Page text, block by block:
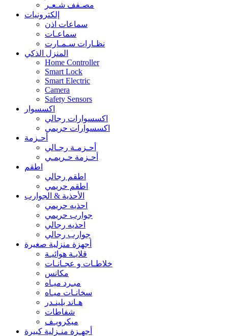
مصـفف شـعـر
إلكترونيات
سماعات اذن
سماعـات
نظـارات سـمـارت
المنزل الذكي
Home Controller
Smart Lock
Smart Electric
Camera
Safety Sensors
اكسسوار
اكسسوارات رجالي
اكسسوارات حريمي
أحـزمة
أحـزمـة رجـالي
أحـزمة حـريمـي
اطقم
اطقم رجالي
اطقم حريمي
الأحذية & الجوارب
احذيه حريمي
جوارب حريمي
احذيه رجالي
جوارب رجالي
أجهزة منزلية صغيرة
قلايـة هوائيـة
خلاطـات و عجـانـات
مكانس
مبـرد ميـاه
سخانـات ميـاه
هـاند بلينـدر
شفاطات
ميكرويـف
أجهـزة منـزلية كبيرة